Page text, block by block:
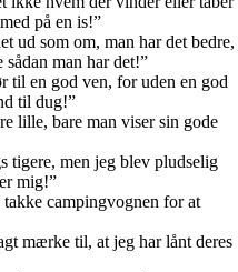
på en is!”
ud som om, man har det bedre,
sådan man har det!”
til en god ven, for uden en god
til dug!”
lille, bare man viser sin gode
tigere, men jeg blev pludselig
mig!”
campingvognen for at
mærke til, at jeg har lånt deres